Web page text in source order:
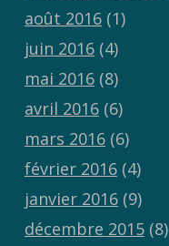
août 2016(1)
juin 2016(4)
mai 2016(8)
avril 2016(6)
mars 2016(6)
février 2016(4)
janvier 2016(9)
décembre 2015(8)